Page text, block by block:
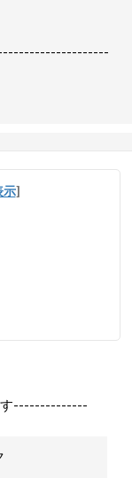
示]
す--------------